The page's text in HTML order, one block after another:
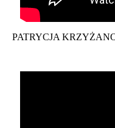
PATRYCJA